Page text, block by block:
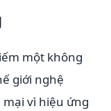
một không
giới nghệ
vì hiệu ứng